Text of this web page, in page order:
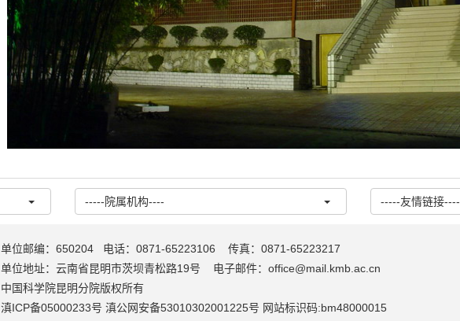
-----院属机构---- -----友情链接----
单位邮编：650204 电话：0871-65223106 传真：0871-65223217
单位地址：云南省昆明市茨坝青松路19号 电子邮件：office@mail.kmb.ac.cn
中国科学院昆明分院版权所有
滇ICP备05000233号 滇公网安备53010302001225号 网站标识码:bm48000015